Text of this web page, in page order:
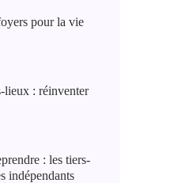
pour la vie
lieux : réinventer
: les tiers-
indépendants